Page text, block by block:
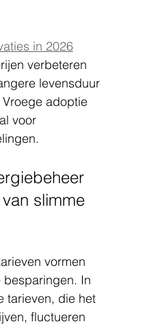
in 2026
verbeteren
levensduur
adoptie
voor
slimme
vormen
In
tarieven, die het
fluctueren